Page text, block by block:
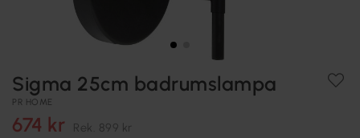
Sigma 25cm badrumslampa
PR HOME
674 kr Rek. 899 kr